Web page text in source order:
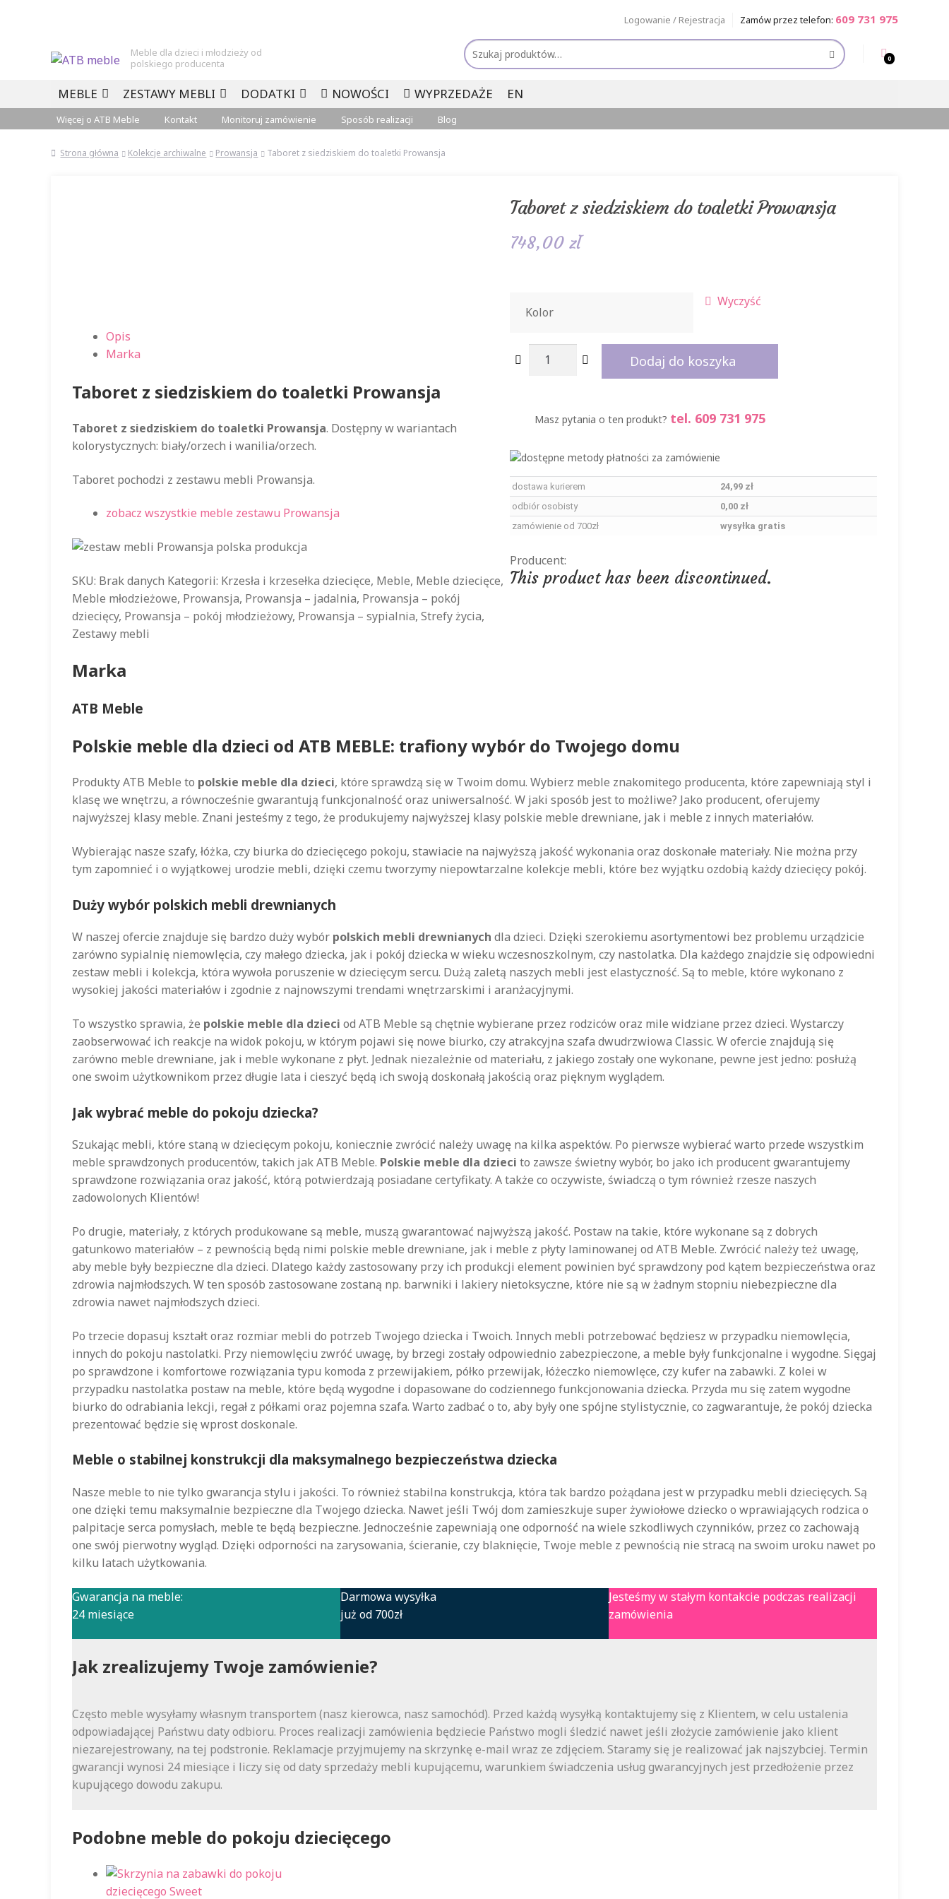
do
nawigacji
do
treści
Meble dla dzieci i młodzieży od
polskiego producenta
Logowanie / Rejestracja Zamów przez telefon: 609 731 975
0
Szukaj:
MEBLE ZESTAWY MEBLI DODATKI NOWOŚCI WYPRZEDAŻE EN
Więcej o ATB Meble Kontakt Monitoruj zamówienie Sposób realizacji Blog
Strona główna Kolekcje archiwalne Prowansja Taboret z siedziskiem do toaletki Prowansja
Taboret z siedziskiem do toaletki Prowansja
748,00 zł
Kolor
Wyczyść
ilość
do
Prowansja
Dodaj do koszyka
Masz pytania o ten produkt? tel. 609 731 975
dostawa kurierem
24,99 zł
odbiór osobisty
0,00 zł
zamówienie od 700zł
wysyłka gratis
Producent:
This product has been discontinued.
Opis
Marka
Taboret z siedziskiem do toaletki Prowansja
Taboret z siedziskiem do toaletki Prowansja. Dostępny w wariantach
kolorystycznych: biały/orzech i wanilia/orzech.
Taboret pochodzi z zestawu mebli Prowansja.
zobacz wszystkie meble zestawu Prowansja
SKU: Brak danych Kategorii: Krzesła i krzesełka dziecięce, Meble, Meble dziecięce,
Meble młodzieżowe, Prowansja, Prowansja – jadalnia, Prowansja – pokój
dziecięcy, Prowansja – pokój młodzieżowy, Prowansja – sypialnia, Strefy życia,
Zestawy mebli
Marka
ATB Meble
Polskie meble dla dzieci od ATB MEBLE: trafiony wybór do Twojego domu
Produkty ATB Meble to polskie meble dla dzieci, które sprawdzą się w Twoim domu. Wybierz meble znakomitego producenta, które zapewniają styl i
klasę we wnętrzu, a równocześnie gwarantują funkcjonalność oraz uniwersalność. W jaki sposób jest to możliwe? Jako producent, oferujemy
najwyższej klasy meble. Znani jesteśmy z tego, że produkujemy najwyższej klasy polskie meble drewniane, jak i meble z innych materiałów.
Wybierając nasze szafy, łóżka, czy biurka do dziecięcego pokoju, stawiacie na najwyższą jakość wykonania oraz doskonałe materiały. Nie można przy
tym zapomnieć i o wyjątkowej urodzie mebli, dzięki czemu tworzymy niepowtarzalne kolekcje mebli, które bez wyjątku ozdobią każdy dziecięcy pokój.
Duży wybór polskich mebli drewnianych
W naszej ofercie znajduje się bardzo duży wybór polskich mebli drewnianych dla dzieci. Dzięki szerokiemu asortymentowi bez problemu urządzicie
zarówno sypialnię niemowlęcia, czy małego dziecka, jak i pokój dziecka w wieku wczesnoszkolnym, czy nastolatka. Dla każdego znajdzie się odpowiedni
zestaw mebli i kolekcja, która wywoła poruszenie w dziecięcym sercu. Dużą zaletą naszych mebli jest elastyczność. Są to meble, które wykonano z
wysokiej jakości materiałów i zgodnie z najnowszymi trendami wnętrzarskimi i aranżacyjnymi.
To wszystko sprawia, że polskie meble dla dzieci od ATB Meble są chętnie wybierane przez rodziców oraz mile widziane przez dzieci. Wystarczy
zaobserwować ich reakcje na widok pokoju, w którym pojawi się nowe biurko, czy atrakcyjna szafa dwudrzwiowa Classic. W ofercie znajdują się
zarówno meble drewniane, jak i meble wykonane z płyt. Jednak niezależnie od materiału, z jakiego zostały one wykonane, pewne jest jedno: posłużą
one swoim użytkownikom przez długie lata i cieszyć będą ich swoją doskonałą jakością oraz pięknym wyglądem.
Jak wybrać meble do pokoju dziecka?
Szukając mebli, które staną w dziecięcym pokoju, koniecznie zwrócić należy uwagę na kilka aspektów. Po pierwsze wybierać warto przede wszystkim
meble sprawdzonych producentów, takich jak ATB Meble. Polskie meble dla dzieci to zawsze świetny wybór, bo jako ich producent gwarantujemy
sprawdzone rozwiązania oraz jakość, którą potwierdzają posiadane certyfikaty. A także co oczywiste, świadczą o tym również rzesze naszych
zadowolonych Klientów!
Po drugie, materiały, z których produkowane są meble, muszą gwarantować najwyższą jakość. Postaw na takie, które wykonane są z dobrych
gatunkowo materiałów – z pewnością będą nimi polskie meble drewniane, jak i meble z płyty laminowanej od ATB Meble. Zwrócić należy też uwagę,
aby meble były bezpieczne dla dzieci. Dlatego każdy zastosowany przy ich produkcji element powinien być sprawdzony pod kątem bezpieczeństwa oraz
zdrowia najmłodszych. W ten sposób zastosowane zostaną np. barwniki i lakiery nietoksyczne, które nie są w żadnym stopniu niebezpieczne dla
zdrowia nawet najmłodszych dzieci.
Po trzecie dopasuj kształt oraz rozmiar mebli do potrzeb Twojego dziecka i Twoich. Innych mebli potrzebować będziesz w przypadku niemowlęcia,
innych do pokoju nastolatki. Przy niemowlęciu zwróć uwagę, by brzegi zostały odpowiednio zabezpieczone, a meble były funkcjonalne i wygodne. Sięgaj
po sprawdzone i komfortowe rozwiązania typu komoda z przewijakiem, półko przewijak, łóżeczko niemowlęce, czy kufer na zabawki. Z kolei w
przypadku nastolatka postaw na meble, które będą wygodne i dopasowane do codziennego funkcjonowania dziecka. Przyda mu się zatem wygodne
biurko do odrabiania lekcji, regał z półkami oraz pojemna szafa. Warto zadbać o to, aby były one spójne stylistycznie, co zagwarantuje, że pokój dziecka
prezentować będzie się wprost doskonale.
Meble o stabilnej konstrukcji dla maksymalnego bezpieczeństwa dziecka
Nasze meble to nie tylko gwarancja stylu i jakości. To również stabilna konstrukcja, która tak bardzo pożądana jest w przypadku mebli dziecięcych. Są
one dzięki temu maksymalnie bezpieczne dla Twojego dziecka. Nawet jeśli Twój dom zamieszkuje super żywiołowe dziecko o wprawiających rodzica o
palpitacje serca pomysłach, meble te będą bezpieczne. Jednocześnie zapewniają one odporność na wiele szkodliwych czynników, przez co zachowają
one swój pierwotny wygląd. Dzięki odporności na zarysowania, ścieranie, czy blaknięcie, Twoje meble z pewnością nie stracą na swoim uroku nawet po
kilku latach użytkowania.
Gwarancja na meble:
24 miesiące
Darmowa wysyłka
już od 700zł
Jesteśmy w stałym kontakcie podczas realizacji
zamówienia
Jak zrealizujemy Twoje zamówienie?
Często meble wysyłamy własnym transportem (nasz kierowca, nasz samochód). Przed każdą wysyłką kontaktujemy się z Klientem, w celu ustalenia
odpowiadającej Państwu daty odbioru. Proces realizacji zamówienia będziecie Państwo mogli śledzić nawet jeśli złożycie zamówienie jako klient
niezarejestrowany, na tej podstronie. Reklamacje przyjmujemy na skrzynkę e-mail wraz ze zdjęciem. Staramy się je realizować jak najszybciej. Termin
gwarancji wynosi 24 miesiące i liczy się od daty sprzedaży mebli kupującemu, warunkiem świadczenia usług gwarancyjnych jest przedłożenie przez
kupującego dowodu zakupu.
Podobne meble do pokoju dziecięcego